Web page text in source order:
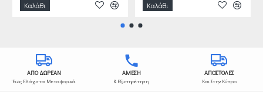
Καλάθι Καλάθι
ΑΠΟ ΔΩΡΕΑΝ
Έως Ελάχιστα Μεταφορικά
ΑΜΕΣΗ
& Εξυπηρέτηση
ΑΠΟΣΤΟΛΕΣ
Και Στην Κύπρο